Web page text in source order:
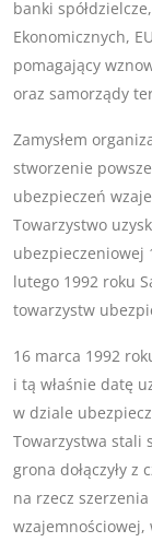
banki
Ekonomicznych,
pomagający
oraz samorządy
Zamysłem
stworzenie
ubezpieczeń
Towarzystwo
ubezpieczeniowej
lutego 1992 roku
towarzystw
16 marca 1992
i tą właśnie datę
w dziale
Towarzystwa stali
grona dołączyły
na rzecz
wzajemnościowej,